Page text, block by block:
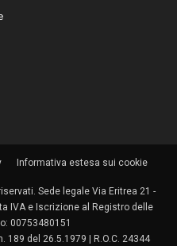
Informativa estesa sui cookie
Sede legale Via Eritrea 21 -
IVA e Iscrizione al Registro delle
00753480151
189 del 26.5.1979 | R.O.C. 24344